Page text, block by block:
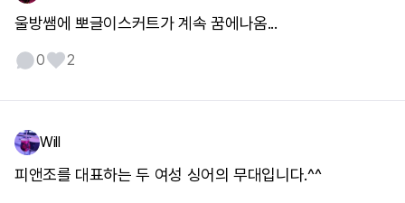
울방쌤에 뽀글이스커트가 계속 꿈에나옴...
0 2
Will
피앤조를 대표하는 두 여성 싱어의 무대입니다.^^